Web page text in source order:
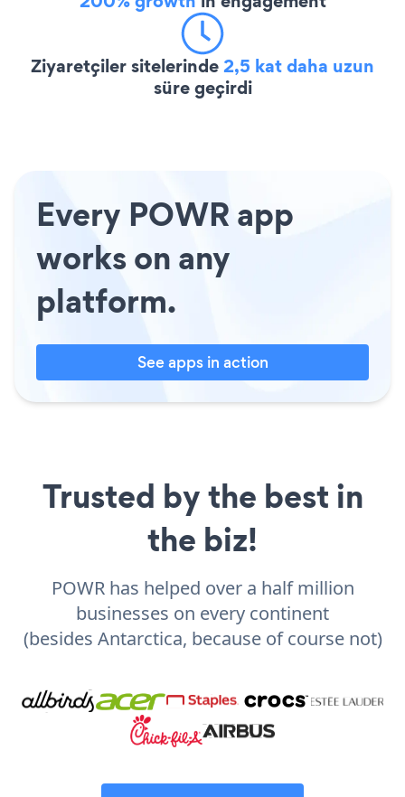
Ziyaretçiler sitelerinde2,5 kat daha uzun
süre geçirdi
Every POWR app
works on any
platform.
See apps in action
Trusted by the best in
the biz!
POWR has helped over a half million
businesses on every continent
(besides Antarctica, because of course not)